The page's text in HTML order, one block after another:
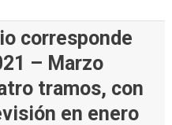
corresponde
– Marzo
tramos, con
en enero